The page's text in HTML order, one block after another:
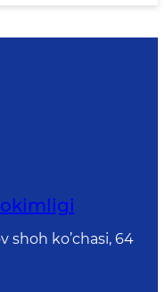
shoh ko’chasi, 64